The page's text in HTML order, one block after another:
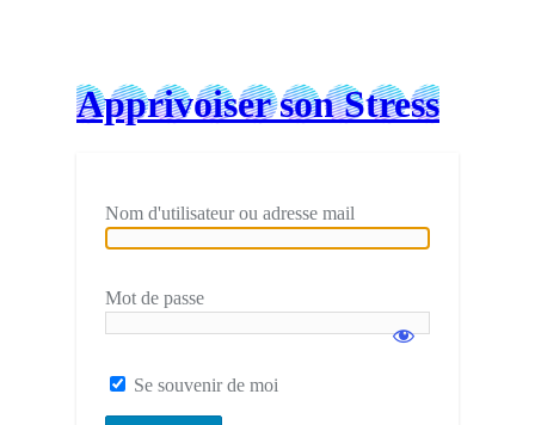
Apprivoiser son Stress
Nom d'utilisateur ou adresse mail
Mot de passe
Se souvenir de moi